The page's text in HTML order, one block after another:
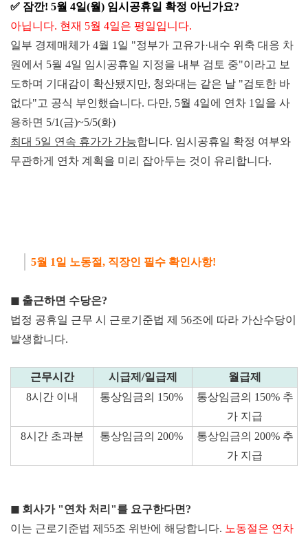
✅ 잠깐! 5월 4일(월) 임시공휴일 확정 아닌가요?
아닙니다. 현재 5월 4일은 평일입니다.
일부 경제매체가 4월 1일 "정부가 고유가·내수 위축 대응 차
원에서 5월 4일 임시공휴일 지정을 내부 검토 중"이라고 보
도하며 기대감이 확산됐지만, 청와대는 같은 날 "검토한 바
없다"고 공식 부인했습니다. 다만, 5월 4일에 연차 1일을 사
용하면 5/1(금)~5/5(화)
최대 5일 연속 휴가가 가능합니다. 임시공휴일 확정 여부와
무관하게 연차 계획을 미리 잡아두는 것이 유리합니다.
5월 1일 노동절, 직장인 필수 확인사항!
◼ 출근하면 수당은?
법정 공휴일 근무 시 근로기준법 제 56조에 따라 가산수당이
발생합니다.
근무시간 시급제/일급제 월 급제
8시간 이내
통상임금의 150%
통상임금의 150% 추
가 지급
8시간 초과분
통상임금의 200%
통상임금의 200% 추
가 지급
◼ 회사가 "연차 처리"를 요구한다면?
이는 근로기준법 제55조 위반에 해당합니다. 노동절은 연차